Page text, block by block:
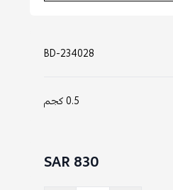
BD-234028
0.5 كجم
830 SAR